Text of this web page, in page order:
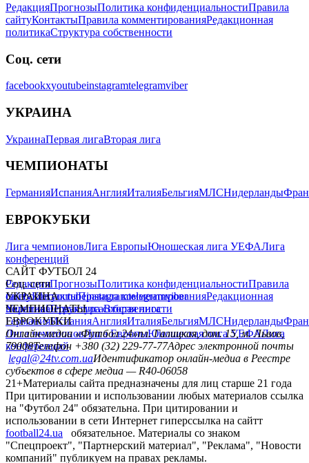
РедакцияПрогнозыПолитика конфиденциальностиПравила
сайтуКонтактыПравила комментированияРедакционная
политикаСтруктура собственности
Соц. сети
facebookxyoutubeinstagramtelegramviber
УКРАИНА
УкраинаПервая лигаВторая лига
ЧЕМПИОНАТЫ
ГерманияИспанияАнглияИталияБельгияМЛСНидерланды
ЕВРОКУБКИ
Лига чемпионовЛига ЕвропыЮношеская лига УЕФАЛига
конференций
САЙТ ФУТБОЛ 24
РедакцияПрогнозыПолитика конфиденциальностиПравила
сайтуКонтактыПравила комментированияРедакционная
политикаСтруктура собственности
Соц. сети
facebookxyoutubeinstagramtelegramviber
УКРАИНА
УкраинаПервая лигаВторая лига
ЧЕМПИОНАТЫ
ГерманияИспанияАнглияИталияБельгияМЛСНидерланды
ЕВРОКУБКИ
Лига чемпионовЛига ЕвропыЮношеская лига УЕФАЛига
конференций
Онлайн-медиа «Футбол 24»пл. Галицкая, дом. 15, м. Львов,
79008Телефон +380 (32) 229-77-77Адрес электронной почты
legal@24tv.com.uaИдентификатор онлайн-медиа в Реестре
субъектов в сфере медиа — R40-06058
21+Материалы сайта предназначены для лиц старше 21 года
При цитировании и использовании любых материалов ссылка
на "Футбол 24" обязательна. При цитировании и
использовании в сети Интернет гиперссылка на сайтт
football24.ua
обязательное. Материалы со знаком
"Спецпроект", "Партнерский материал", "Реклама", "Новости
компаний" публикуем на правах рекламы.